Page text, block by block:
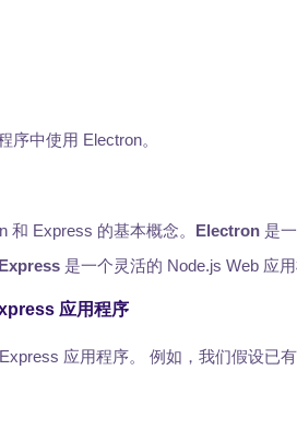
序中使用 Electron。
和 Express 的基本概念。 Electron 是
Express 是一个灵活的 Node.js Web 应
应用程序
应用程序。 例如，我们假设已